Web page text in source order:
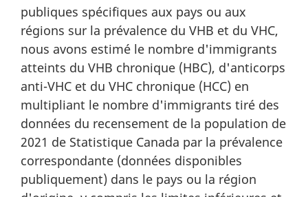
publiques spécifiques aux pays ou aux
régions sur la prévalence du VHB et du VHC,
nous avons estimé le nombre d'immigrants
atteints du VHB chronique (HBC), d'anticorps
anti-VHC et du VHC chronique (HCC) en
multipliant le nombre d'immigrants tiré des
données du recensement de la population de
2021 de Statistique Canada par la prévalence
correspondante (données disponibles
publiquement) dans le pays ou la région